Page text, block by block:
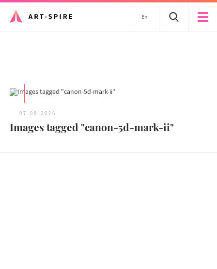
En
07.08.2026
Images tagged "canon-5d-mark-ii"